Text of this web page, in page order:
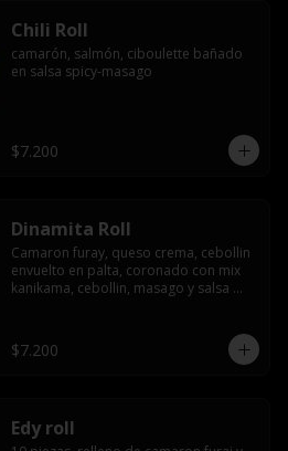
Chili Roll
camarón, salmón, ciboulette bañado
en salsa spicy-masago
$7.200
Dinamita Roll
Camaron furay, queso crema, cebollin
envuelto en palta, coronado con mix
kanikama, cebollin, masago y salsa
$7.200
Edy roll